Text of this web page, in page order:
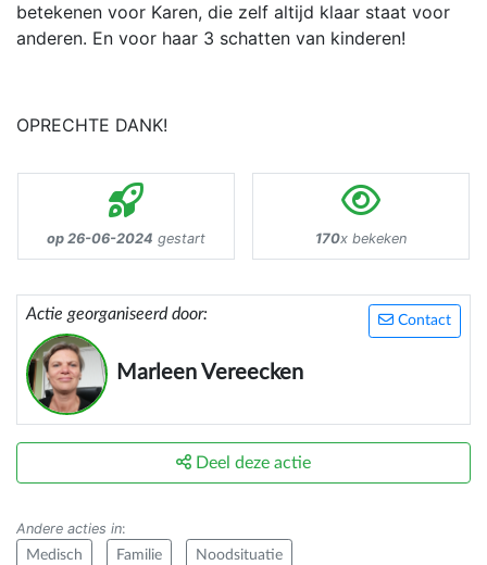
betekenen voor Karen, die zelf altijd klaar staat voor
anderen. En voor haar 3 schatten van kinderen!
OPRECHTE DANK!
op 26-06-2024 gestart 170x bekeken
Contact
Actie georganiseerd door:
Marleen Vereecken
Deel deze actie
Andere acties in:
Medisch Familie Noodsituatie